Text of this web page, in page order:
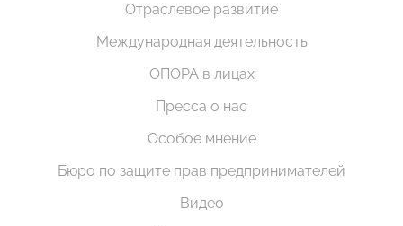
Отраслевое развитие
Международная деятельность
ОПОРА в лицах
Пресса о нас
Особое мнение
Бюро по защите прав предпринимателей
Видео